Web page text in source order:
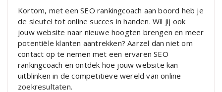
Kortom, met een SEO rankingcoach aan boord heb je
de sleutel tot online succes in handen. Wil jij ook
jouw website naar nieuwe hoogten brengen en meer
potentiële klanten aantrekken? Aarzel dan niet om
contact op te nemen met een ervaren SEO
rankingcoach en ontdek hoe jouw website kan
uitblinken in de competitieve wereld van online
zoekresultaten.